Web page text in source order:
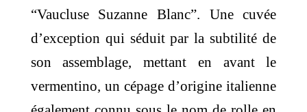
“Vaucluse Suzanne Blanc”. Une cuvée
d’exception qui séduit par la subtilité de
son assemblage, mettant en avant le
vermentino, un cépage d’origine italienne